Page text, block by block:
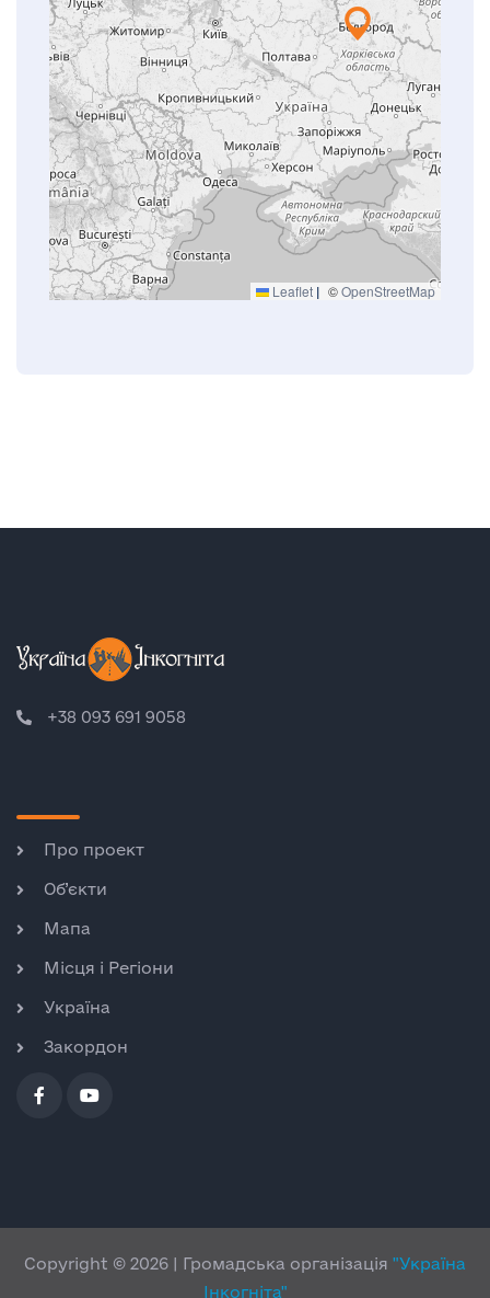
Leaflet | ©OpenStreetMap
+38 093 691 9058
Про проект
Об’єкти
Мапа
Місця і Регіони
Україна
Закордон
Copyright © 2026 | Громадська організація "Україна
Інкогніта"